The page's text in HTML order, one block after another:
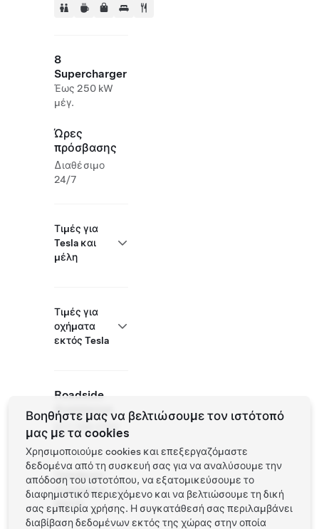
8
Supercharger
Έως 250 kW
μέγ.
Ώρες
πρόσβασης
Διαθέσιμο
24/7
Τιμές για
Tesla και
μέλη
Τιμές για
οχήματα
εκτός Tesla
Roadside
Assistance
877 798 3752
Τοποθεσία
συνεργάτη
NACS
Βοηθήστε μας να βελτιώσουμε τον ιστότοπό
μας με τα cookies
Χρησιμοποιούμε cookies και επεξεργαζόμαστε
δεδομένα από τη συσκευή σας για να αναλύσουμε την
απόδοση του ιστοτόπου, να εξατομικεύσουμε το
διαφημιστικό περιεχόμενο και να βελτιώσουμε τη δική
σας εμπειρία χρήσης. Η συγκατάθεσή σας περιλαμβάνει
διαβίβαση δεδομένων εκτός της χώρας στην οποία